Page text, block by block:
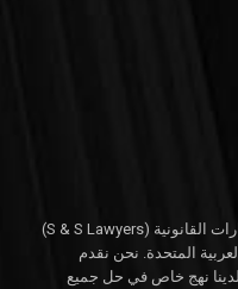
الدكتور صقر المرزوقي للمحاماة و الاستشارات القانونية (S & S Lawyers)
المتحدة. نحن نقدم
لدينا نهج خاص في حل جميع